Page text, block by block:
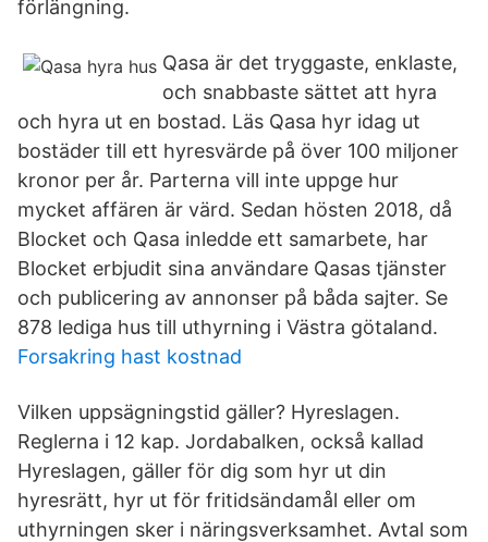
förlängning.
Qasa är det tryggaste, enklaste,
och snabbaste sättet att hyra
och hyra ut en bostad. Läs Qasa hyr idag ut
bostäder till ett hyresvärde på över 100 miljoner
kronor per år. Parterna vill inte uppge hur
mycket affären är värd. Sedan hösten 2018, då
Blocket och Qasa inledde ett samarbete, har
Blocket erbjudit sina användare Qasas tjänster
och publicering av annonser på båda sajter. Se
878 lediga hus till uthyrning i Västra götaland.
Forsakring hast kostnad
Vilken uppsägningstid gäller? Hyreslagen.
Reglerna i 12 kap. Jordabalken, också kallad
Hyreslagen, gäller för dig som hyr ut din
hyresrätt, hyr ut för fritidsändamål eller om
uthyrningen sker i näringsverksamhet. Avtal som